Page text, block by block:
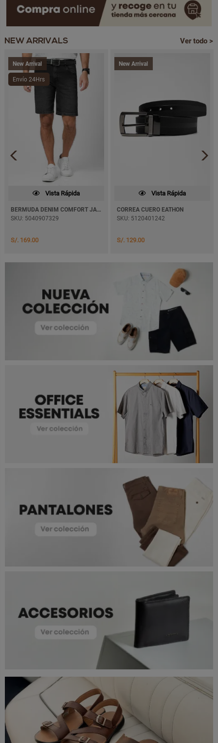
NEW ARRIVALS Ver todo >
New Arrival
Envío 24Hrs
Vista Rápida
BERMUDA DENIM COMFORT JAFHET
SKU: 5040907329
S/. 169.00
New Arrival
Vista Rápida
CORREA CUERO EATHON
SKU: 5120401242
S/. 129.00